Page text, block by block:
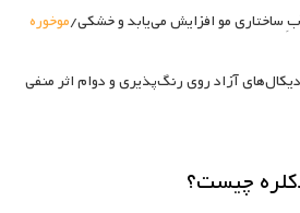
ساختاری مو افزایش می‌یابد و خشکی/موخوره
آزاد روی رنگ‌پذیری و دوام اثر منفی
چیست؟